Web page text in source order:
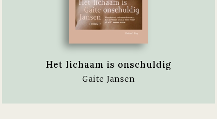
Het lichaam is onschuldig
Gaite Jansen